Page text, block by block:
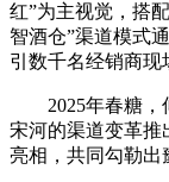
红”为主视觉，搭
智酒仓”渠道模式
引数千名经销商现
2025年春糖，仰
宋河的渠道变革推
亮相，共同勾勒出